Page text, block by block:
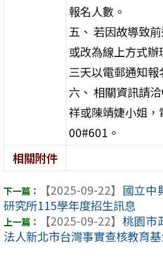
報名人數。
五、 若因故導致
或改為線上方式
三天以電郵通知報
六、 相關資訊請
祥或陳靖婕小姐
00#601。
相關附件
【2025-09-22】 國立中
研究所115學年度招生訊息
【2025-09-22】 桃園市
法人新北市台灣事實查核教育